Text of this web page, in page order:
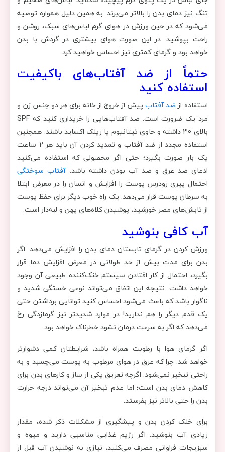
تنگ نیز دمای بدن را بالاتر می‌برند. به همین دلیل همواره توصیه
می‌شود که در حین ورزش در هوای گرم لباس‌های سبک، روشن و
راحت بپوشید. در این صورت هوای بیشتری در گردش با بدن
خواهد بود و گرمای کمتری نیز احساس خواهید کرد.
حتماً از ضد آفتاب‌های باکیفیت
استفاده کنید
استفاده از ضد آفتابپیش از خروج از خانه برای هر دو جنس زن و
مرد یک ضرورت است. ضد آفتاب‌هایی را خریداری کنید که SPF
بالای 30 داشته و حاوی تیتانیوم یا زینک اکساید باشند. همچنین
استفاده مجدد از ضد آفتاب و تمدید کردن آن باید هر 2 ساعت
یک بار صورت بگیرد؛ حتی اگر محصولی که استفاده می‌کنید
ادعای ضد عرق و ضد آب بودن داشته باشد.آفتاب سوختگی
احتمال پیری زودرس پوست را افزایش و انسان را در معرض ابتلا
به سرطان پوست قرار می‌دهد. یک راه خوب دیگر برای حفظ پوست
از تابش‌های مضر خورشید، پوشیدن کلاه‌های پهن و لبه‌دار است.
آب کافی بنوشید
ورزش کردن در گرمای تابستان دمای بدن را افزایش می‌دهد. اگر
بدن برای مدت بیش از حد طولانی در معرض افزایش دما قرار
بگیرد، احتمال از کار افتادن سیستم خنک‌کننده طبیعی آن وجود
خواهد داشت. نتیجه این اتفاق می‌تواند نوعی خستگی شدید و
ناگوار باشد که باعث می‌شود احساس کنید توانایی برداشتن حتی
یک قدم دیگر را هم ندارید! در موارد شدیدتر نیز گرمازدگی رخ
می‌دهد که اگر به سرعت درمان نشود خطرناک خواهد بود.
اگر گرمای هوا با رطوبت همراه باشد، شرایطتان کمی دشوارتر
خواهد شد. چرا که عرق در هوای مرطوب به پوست می‌چسبد و به
راحتی تبخیر نمی‌شود. اگرچه تعریق یکی از ساز و کارهای بدن برای
کاهش دمای بدن است؛ اما عدم تبخیر آن می‌تواند درجه حرارت
بدن را حتی بالاتر نیز بفرستد.
برای خنک کردن بدن و پیشگیری از مشکلات ذکر شده، مقدار
زیادی آب بنوشید. اگر رژیم غذایی مناسبی دارید و میوه و
سبزیجات فراوانی مصرف می‌کنید، نیازی به نوشیدن آب قبل از